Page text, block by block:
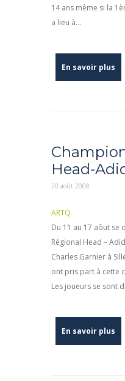
14 ans même si la
a lieu à...
En savoir plus
Head-
20 août 2008
ARTQ
Du 11 au 17 aôut se
Régional Head –
Charles Garnier à
ont pris part à cette
Les joueurs se sont
En savoir plus